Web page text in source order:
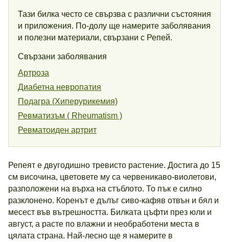
Тази билка често се свързва с различни състояния
и приложения. По-долу ще намерите заболявания
и полезни материали, свързани с Репей.
Свързани заболявания
Артроза
Диабетна невропатия
Подагра (Хиперурикемия)
Ревматизъм ( Rheumatism )
Ревматоиден артрит
Репеят е двугодишно тревисто растение. Достига до 15
см височина, цветовете му са червеникаво-виолетови,
разположени на върха на стъблото. То пък е силно
разклонено. Коренът е дълъг сиво-кафяв отвън и бял и
месест във вътрешността. Билката цъфти през юли и
август, а расте по влажни и необработени места в
цялата страна. Най-лесно ще я намерите в